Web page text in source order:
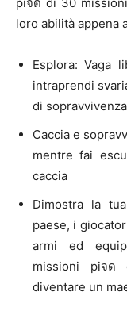
piจด di 30
loro abilità appena
Esplora: Vaga
intraprendi
di sopravvivenza
Caccia e
mentre fai
caccia
Dimostra la
paese, i
armi ed
missioni piจด
diventare un